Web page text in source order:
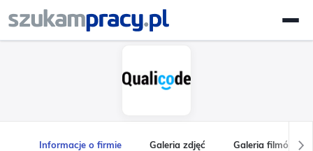
Informacje o firmie Galeria zdjęć Galeria filmów